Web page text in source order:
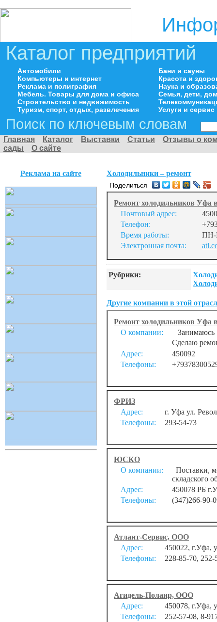
Каталог предприятий
Автомобили
Компьютеры и интернет
Реклама и полиграфия
Мебель. Товары для дома и офиса
Строительство и недвижимость
Туризм, спорт, отдых, развлечения
Бани и сауны
Красота и
Наука и
Семья, дети,
Услуги и сервис
Поиск по ключевым словам
Главная Каталог Выставки Статьи
Отзывы о
сады
О сайте
Реклама на сайте Холодильники – ремонт
Поделиться
Ремонт холодильников Уфа
Почтовый адрес:
Телефон:
Время работы:
ПН-
Электронная почта:
Рубрики:
Другие компании в этой
Ремонт холодильников Уфа
О компании:
Занимаюсь
Сделаю
Адрес:
450092
Телефоны:
ФРИЗ
Адрес:
г. Уфа ул.
Телефоны:
293-54-73
ЮСКО
О компании:
Поставки,
складского
Адрес:
450078 РБ
Телефоны:
(347)266-90-
Атлант-Сервис, ООО
Адрес:
450022, г.Уфа,
Телефоны:
228-85-70,
Агидель-Полаир, ООО
Адрес:
450078, г.Уфа,
Телефоны:
252-57-08, 8-